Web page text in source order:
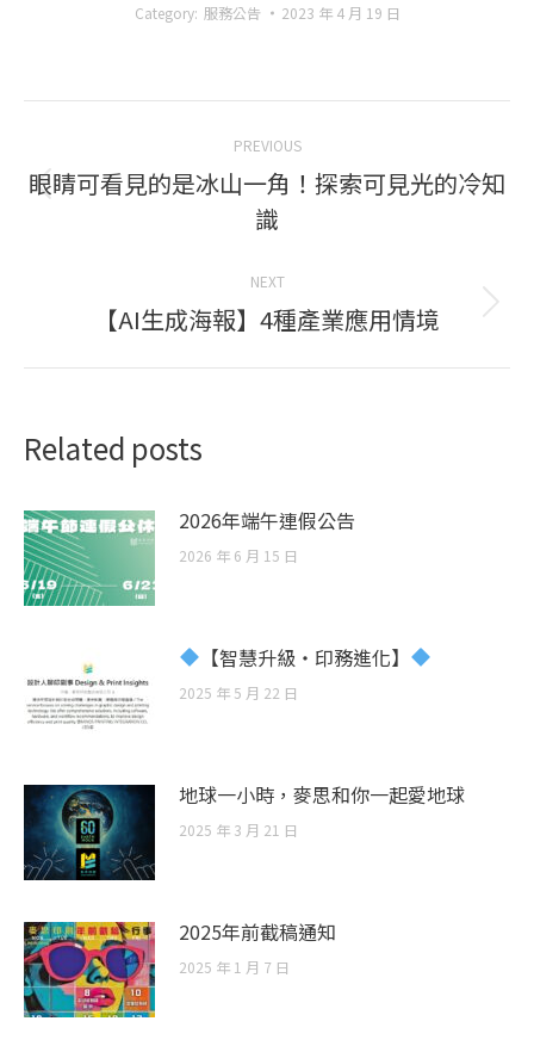
Category: 服務公告 2023 年 4 月 19 日
navigation
PREVIOUS
Previous
post:
眼睛可看見的是冰山一角！探索可見光的冷知
識
NEXT
Next
【AI生成海報】4種產業應用情境
Related posts
2026年端午連假公告
2026 年 6 月 15 日
【智慧升級・印務進化】
2025 年 5 月 22 日
地球一小時，麥思和你一起愛地球
2025 年 3 月 21 日
2025年前截稿通知
2025 年 1 月 7 日